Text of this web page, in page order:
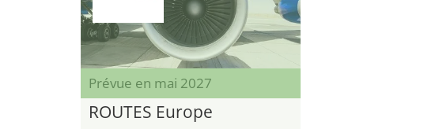
Prévue en mai 2027
ROUTES Europe